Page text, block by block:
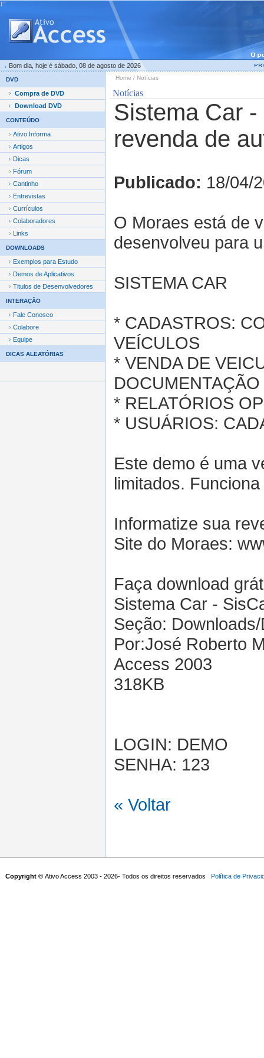
Bom dia, hoje é sábado, 08 de agosto de 2026
DVD
Compra de DVD
Download DVD
CONTEÚDO
Ativo Informa
Artigos
Dicas
Fórum
Cantinho
Entrevistas
Currículos
Colaboradores
Links
DOWNLOADS
Exemplos para Estudo
Demos de Aplicativos
Titulos de Desenvolvedores
INTERAÇÃO
Fale Conosco
Colabore
Equipe
DICAS ALEATÓRIAS
Home / Notícias
Notícias
Sistema Car
revenda de
Publicado: 18/04/
O Moraes está de
desenvolveu para
SISTEMA CAR
* CADASTROS:
VEÍCULOS
* VENDA DE
* RELATÓRIOS
* USUÁRIOS:
Este demo é uma
limitados.
Informatize sua
Site do Moraes:
Faça download
Sistema Car -
Seção:
Por:José Roberto
Access 2003
318KB
LOGIN: DEMO
SENHA: 123
« Voltar
Copyright © Ativo Access 2003 - 2026- Todos os direitos reservados Política de